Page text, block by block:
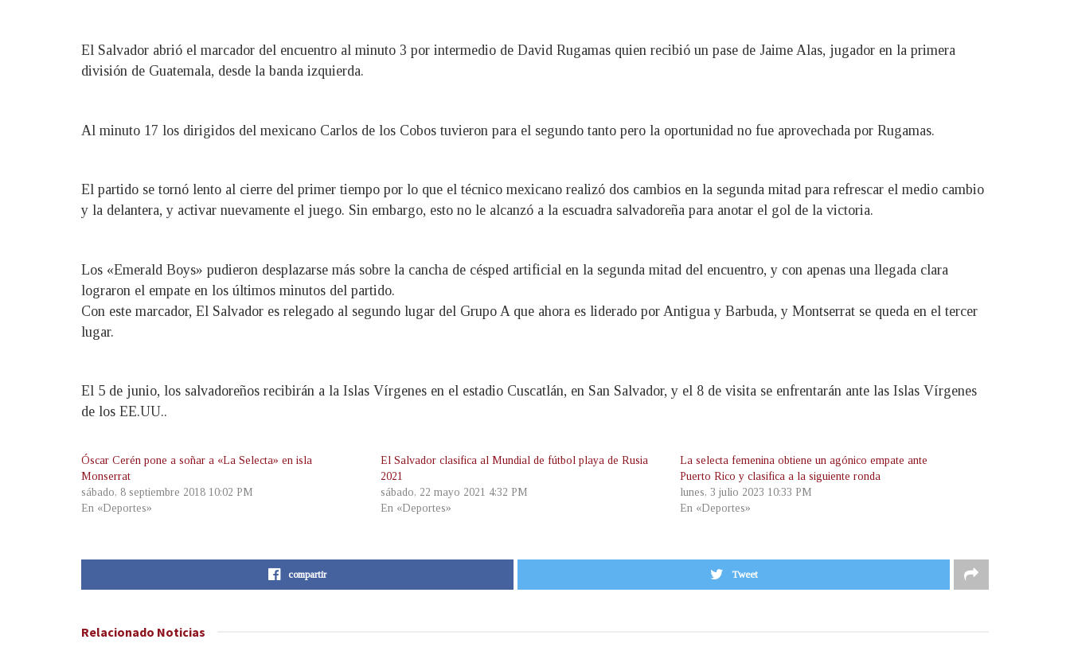
El Salvador abrió el marcador del encuentro al minuto 3 por intermedio de David Rugamas quien recibió un pase de Jaime Alas, jugador en la primera
división de Guatemala, desde la banda izquierda.
Al minuto 17 los dirigidos del mexicano Carlos de los Cobos tuvieron para el segundo tanto pero la oportunidad no fue aprovechada por Rugamas.
El partido se tornó lento al cierre del primer tiempo por lo que el técnico mexicano realizó dos cambios en la segunda mitad para refrescar el medio cambio
y la delantera, y activar nuevamente el juego. Sin embargo, esto no le alcanzó a la escuadra salvadoreña para anotar el gol de la victoria.
Los «Emerald Boys» pudieron desplazarse más sobre la cancha de césped artificial en la segunda mitad del encuentro, y con apenas una llegada clara
lograron el empate en los últimos minutos del partido.
Con este marcador, El Salvador es relegado al segundo lugar del Grupo A que ahora es liderado por Antigua y Barbuda, y Montserrat se queda en el tercer
lugar.
El 5 de junio, los salvadoreños recibirán a la Islas Vírgenes en el estadio Cuscatlán, en San Salvador, y el 8 de visita se enfrentarán ante las Islas Vírgenes
de los EE.UU..
Óscar Cerén pone a soñar a «La Selecta» en isla
Monserrat
sábado, 8 septiembre 2018 10:02 PM
En «Deportes»
El Salvador clasifica al Mundial de fútbol playa de Rusia
2021
sábado, 22 mayo 2021 4:32 PM
En «Deportes»
La selecta femenina obtiene un agónico empate ante
Puerto Rico y clasifica a la siguiente ronda
lunes, 3 julio 2023 10:33 PM
En «Deportes»
compartir Tweet
Relacionado Noticias